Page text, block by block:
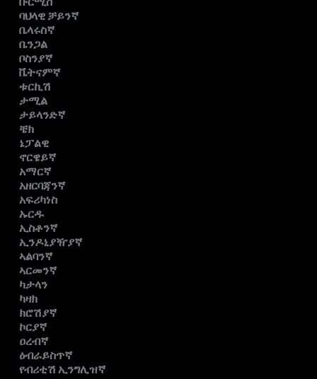
ባህላዊ ቻይንኛ
ቤላሩስኛ
ቤንጋል
ቦስንያኛ
ቬትናምኛ
ቱርኪሽ
ታሚል
ታይላንድኛ
ቼክ
ኔፓልዊ
ኖርዌይኛ
አማርኛ
አዘርባጃንኛ
አፍሪካነስ
ኡርዱ
ኢስቶንኛ
ኢንዶኒያዥያኛ
ኣልባንኛ
ኣርመንኛ
ካታላን
ካዛክ
ክሮሽያኛ
ኮርያኛ
ዐረብኛ
ዕብራይስጥኛ
የብሪቲሽ ኢንግሊዝኛ